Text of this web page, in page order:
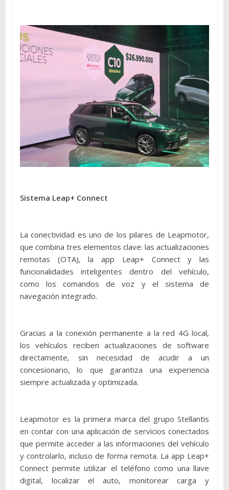
Sistema Leap+ Connect
La conectividad es uno de los pilares de Leapmotor,
que combina tres elementos clave: las actualizaciones
remotas (OTA), la app Leap+ Connect y las
funcionalidades inteligentes dentro del vehículo,
como los comandos de voz y el sistema de
navegación integrado.
Gracias a la conexión permanente a la red 4G local,
los vehículos reciben actualizaciones de software
directamente, sin necesidad de acudir a un
concesionario, lo que garantiza una experiencia
siempre actualizada y optimizada.
Leapmotor es la primera marca del grupo Stellantis
en contar con una aplicación de servicios conectados
que permite acceder a las informaciones del vehículo
y controlarlo, incluso de forma remota. La app Leap+
Connect permite utilizar el teléfono como una llave
digital, localizar el auto, monitorear carga y